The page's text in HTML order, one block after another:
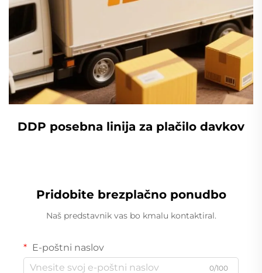
DDP posebna linija za plačilo davkov
Pridobite brezplačno ponudbo
Naš predstavnik vas bo kmalu kontaktiral.
E-poštni naslov
0/100